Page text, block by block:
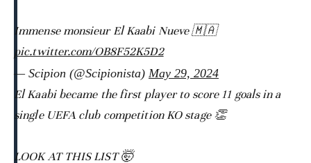
Immense monsieur El Kaabi Nueve 🇲🇦
pic.twitter.com/OB8F52K5D2
— Scipion (@Scipionista) May 29, 2024
El Kaabi became the first player to score 11 goals in a
single UEFA club competition KO stage 👏
LOOK AT THIS LIST 🤯